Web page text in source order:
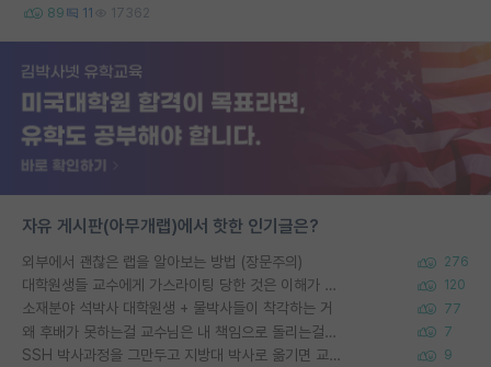
89 11 17362
자유 게시판(아무개랩)에서 핫한 인기글은?
외부에서 괜찮은 랩을 알아보는 방법 (장문주의) 276
대학원생들 교수에게 가스라이팅 당한 것은 이해가 갑니다. 안타깝네요. 120
소재분야 석박사 대학원생 + 물박사들이 착각하는 거 77
왜 후배가 못하는걸 교수님은 내 책임으로 돌리는걸까요? 7
SSH 박사과정을 그만두고 지방대 박사로 옮기면 교수의 꿈은 끝일까요? 9